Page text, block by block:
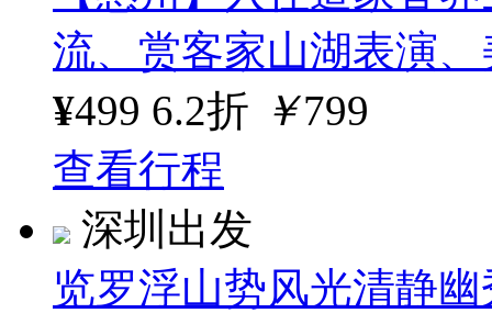
流、赏客家山湖表演
¥499 6.2折 ￥799
查看行程
深圳出发
览罗浮山势风光清静